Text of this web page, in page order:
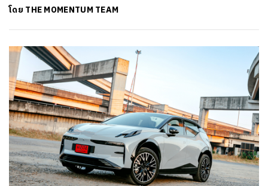
โดย THE MOMENTUM TEAM